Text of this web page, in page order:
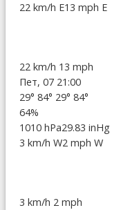
22 km/h E13 mph E
22 km/h 13 mph
Пет, 07 21:00
29° 84° 29° 84°
64%
1010 hPa29.83 inHg
3 km/h W2 mph W
3 km/h 2 mph